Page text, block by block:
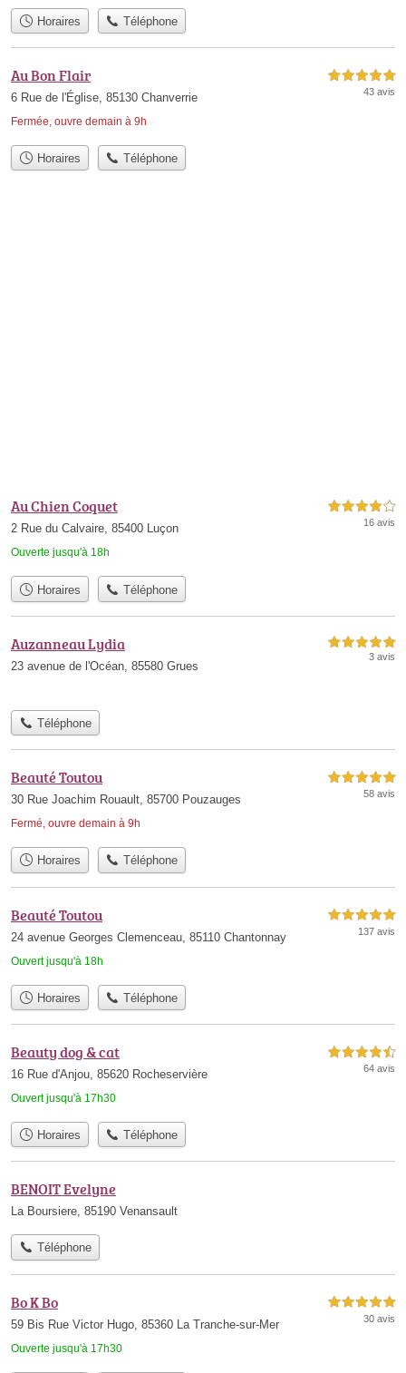
Horaires Téléphone
Au Bon Flair
6 Rue de l'Église, 85130 Chanverrie
Fermée, ouvre demain à 9h
5,0 étoiles sur 5
43 avis
Horaires Téléphone
Au Chien Coquet
2 Rue du Calvaire, 85400 Luçon
Ouverte jusqu'à 18h
4,0 étoiles sur 5
16 avis
Horaires Téléphone
Auzanneau Lydia
23 avenue de l'Océan, 85580 Grues
5,0 étoiles sur 5
3 avis
Téléphone
Beauté Toutou
30 Rue Joachim Rouault, 85700 Pouzauges
Fermé, ouvre demain à 9h
5,0 étoiles sur 5
58 avis
Horaires Téléphone
Beauté Toutou
24 avenue Georges Clemenceau, 85110 Chantonnay
Ouvert jusqu'à 18h
5,0 étoiles sur 5
137 avis
Horaires Téléphone
Beauty dog & cat
16 Rue d'Anjou, 85620 Rocheservière
Ouvert jusqu'à 17h30
4,5 étoiles sur 5
64 avis
Horaires Téléphone
BENOIT Evelyne
La Boursiere, 85190 Venansault
Téléphone
Bo K Bo
59 Bis Rue Victor Hugo, 85360 La Tranche-sur-Mer
Ouverte jusqu'à 17h30
5,0 étoiles sur 5
30 avis